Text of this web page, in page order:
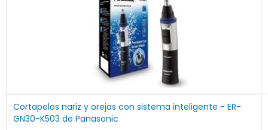
Cortapelos nariz y orejas con sistema inteligente - ER-
GN30-K503 de Panasonic